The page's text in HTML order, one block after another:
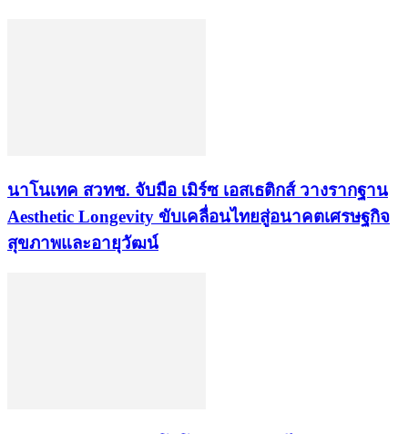
นาโนเทค สวทช. จับมือ เมิร์ซ เอสเธติกส์ วางรากฐาน
Aesthetic Longevity ขับเคลื่อนไทยสู่อนาคตเศรษฐกิจ
สุขภาพและอายุวัฒน์